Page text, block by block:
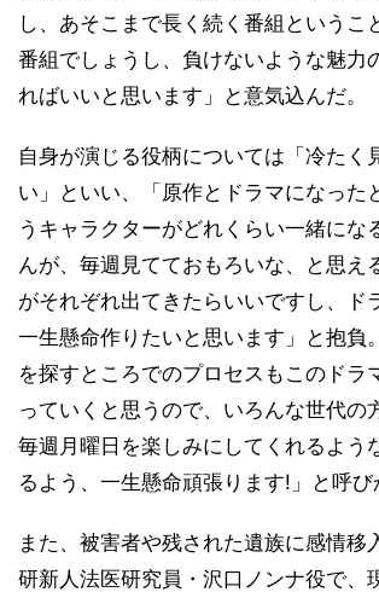
し、あそこまで長く続く番組というこ
番組でしょうし、負けないような魅力
ればいいと思います」と意気込んだ。
自身が演じる役柄については「冷たく
い」といい、「原作とドラマになった
うキャラクターがどれくらい一緒にな
んが、毎週見てておもろいな、と思え
がそれぞれ出てきたらいいですし、ド
一生懸命作りたいと思います」と抱負
を探すところでのプロセスもこのドラ
っていくと思うので、いろんな世代の
毎週月曜日を楽しみにしてくれるよう
るよう、一生懸命頑張ります!」と呼び
また、被害者や残された遺族に感情移
研新人法医研究員・沢口ノンナ役で、